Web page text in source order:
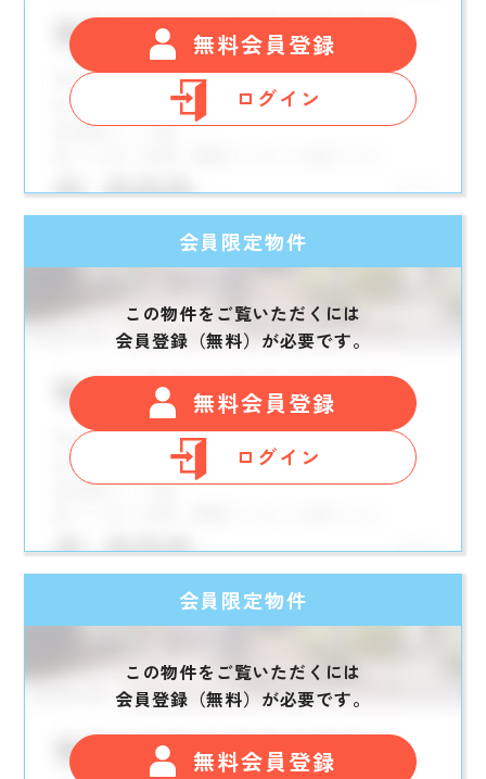
無料会員登録
ログイン
会員限定物件
この物件をご覧いただくには
会員登録（無料）が必要です。
無料会員登録
ログイン
会員限定物件
この物件をご覧いただくには
会員登録（無料）が必要です。
無料会員登録